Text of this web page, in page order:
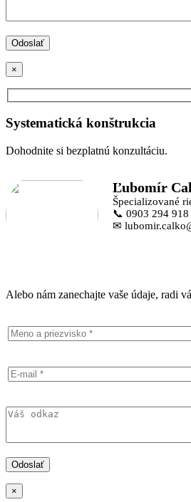
×
Systematická konštrukcia
Dohodnite si bezplatnú konzultáciu.
Ľubomír
Špecializované
📞 0903 294 918
✉
Alebo nám zanechajte vaše údaje, radi
×